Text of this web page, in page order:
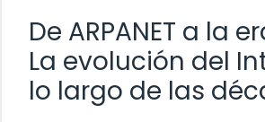
De ARPANET a la
La evolución del
lo largo de las